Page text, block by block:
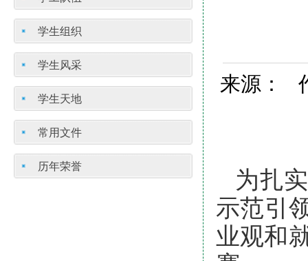
学生组织
学生风采
学生天地
常用文件
历年荣誉
来源：
为扎
示范引
业观和